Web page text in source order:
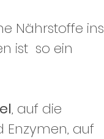
Nährstoffe ins
ist  so ein
, auf die
Enzymen, auf